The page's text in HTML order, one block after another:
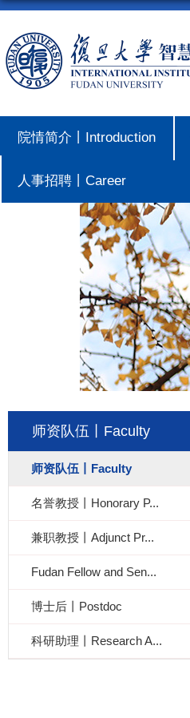
院情简介丨Introduction
人事招聘丨Career
师资队伍丨Faculty
师资队伍丨Faculty
名誉教授丨Honorary P...
兼职教授丨Adjunct Pr...
Fudan Fellow and Sen...
博士后丨Postdoc
科研助理丨Research A...